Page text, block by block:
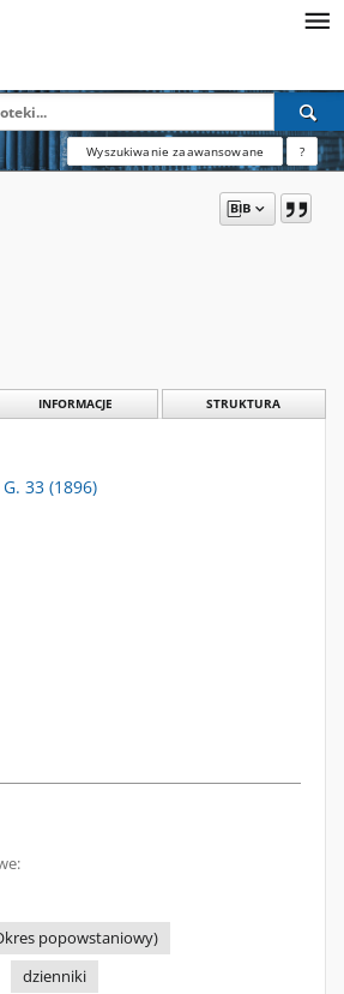
Wyszukiwanie zaawansowane ?
INFORMACJE STRUKTURA
33 (1896)
popowstaniowy)
dzienniki